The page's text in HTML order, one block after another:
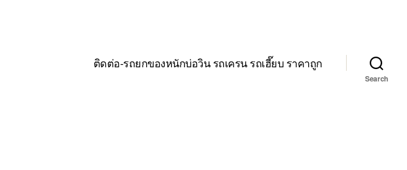
ติดต่อ-รถยกของหนักบ่อวิน รถเครน รถเฮี๊ยบ ราคาถูก
Search